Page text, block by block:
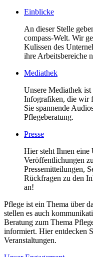
Einblicke
An dieser Stelle
compass-Welt. Wir
Kulissen des
ihre Arbeitsbereiche
Mediathek
Unsere Mediathek
Infografiken, die wir
Sie spannende
Pflegeberatung.
Presse
Hier steht Ihnen eine
Veröffentlichungen
Pressemitteilungen,
Rückfragen zu den
an!
Pflege ist ein Thema über
stellen es auch
Beratung zum Thema
informiert. Hier entdecken
Veranstaltungen.